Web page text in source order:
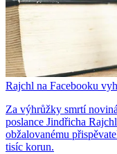
Rajchl na Facebooku
Za výhrůžky smrtí
poslance Jindřicha
obžalovanému
tisíc korun.